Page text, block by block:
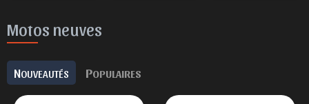
Motos neuves
NOUVEAUTÉS POPULAIRES